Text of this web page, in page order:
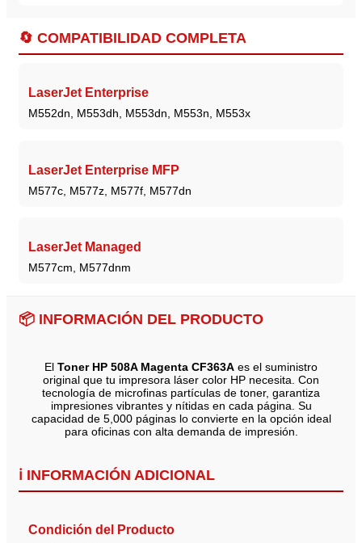
🔄 COMPATIBILIDAD COMPLETA
LaserJet Enterprise
M552dn, M553dh, M553dn, M553n, M553x
LaserJet Enterprise MFP
M577c, M577z, M577f, M577dn
LaserJet Managed
M577cm, M577dnm
📦 INFORMACIÓN DEL PRODUCTO
El Toner HP 508A Magenta CF363A es el suministro
original que tu impresora láser color HP necesita. Con
tecnología de microfinas partículas de toner, garantiza
impresiones vibrantes y nítidas en cada página. Su
capacidad de 5,000 páginas lo convierte en la opción ideal
para oficinas con alta demanda de impresión.
ℹ️ INFORMACIÓN ADICIONAL
Condición del Producto